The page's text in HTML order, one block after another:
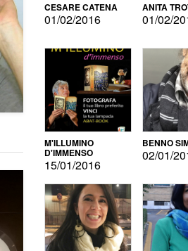
CESARE CATENA
01/02/2016
ANITA
01/02/
M'ILLUMINO
D'IMMENSO
15/01/2016
BENNO
02/01/